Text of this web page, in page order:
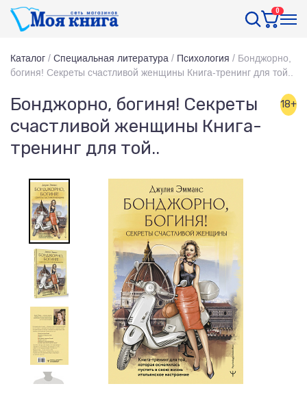
0
Каталог / Специальная литература / Психология / Бонджорно,
богиня! Секреты счастливой женщины Книга-тренинг для той..
Бонджорно, богиня! Секреты
счастливой женщины Книга-
тренинг для той..
18+